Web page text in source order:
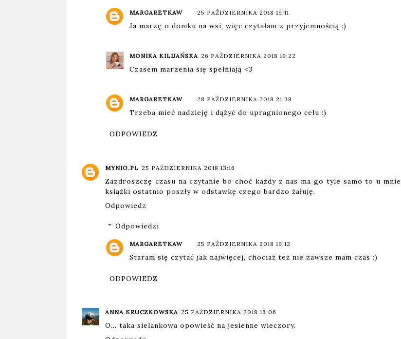
MARGARETKAW 25 PAŹDZIERNIKA 2018 19:11
Ja marzę o domku na wsi, więc czytałam z przyjemnością :)
MONIKA KILIJAŃSKA 26 PAŹDZIERNIKA 2018 19:22
Czasem marzenia się spełniają <3
MARGARETKAW 28 PAŹDZIERNIKA 2018 21:38
Trzeba mieć nadzieję i dążyć do upragnionego celu :)
ODPOWIEDZ
MYNIO.PL 25 PAŹDZIERNIKA 2018 13:16
Zazdroszczę czasu na czytanie bo choć każdy z nas ma go tyle samo to u mnie
książki ostatnio poszły w odstawkę czego bardzo żałuję.
Odpowiedz
Odpowiedzi
MARGARETKAW 25 PAŹDZIERNIKA 2018 19:12
Staram się czytać jak najwięcej, chociaż też nie zawsze mam czas :)
ODPOWIEDZ
ANNA KRUCZKOWSKA 25 PAŹDZIERNIKA 2018 16:06
O... taka sielankowa opowieść na jesienne wieczory.